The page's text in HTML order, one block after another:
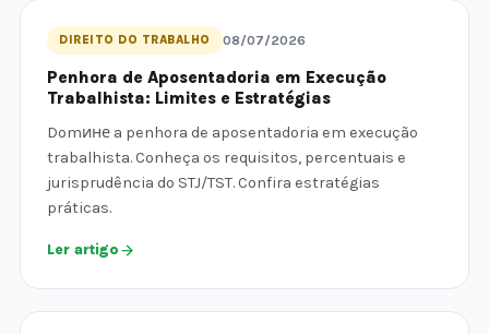
DIREITO DO TRABALHO 08/07/2026
Penhora de Aposentadoria em Execução
Trabalhista: Limites e Estratégias
Domине a penhora de aposentadoria em execução
trabalhista. Conheça os requisitos, percentuais e
jurisprudência do STJ/TST. Confira estratégias
práticas.
Ler artigo